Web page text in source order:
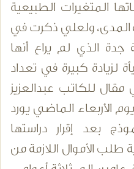
المتغيرات الطبيعية
المدى، ولعلي ذكرت في
الذي لم يراعِ أنها
لزيادة كبيرة في تعداد
للكاتب عبدالعزيز
الأربعاء الماضي يورد
بعد إقرار دراستها
طلب الأموال اللازمة من